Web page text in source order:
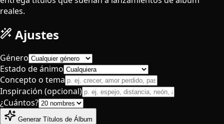
reales.
Ajustes
Género
Estado de ánimo
Concepto o tema
Inspiración (opcional)
¿Cuántos?
Generar Títulos de Álbum